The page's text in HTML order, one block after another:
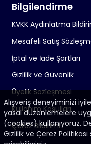
Alışveriş deneyiminizi
yasal düzenlemelere
(cookies) kullanıyoruz.
Gizlilik ve Çerez Politikası
Bilgilendirme
KVKK Aydınlatma
Mesafeli Satış
İptal ve İade Şartları
Gizlilik ve Güvenlik
Üyelik Sözleşmesi
Kullanım Koşulları
Çerez Bildirimi